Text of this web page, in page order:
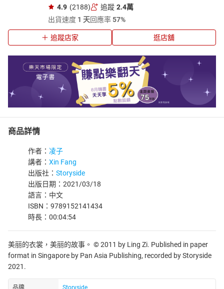
4.9 (2188) 追蹤 2.4萬
出貨速度 1 天回應率57%
追蹤店家 逛店舖
商品詳情
作者： 凌子
講者： Xin Fang
出版社： Storyside
出版日期：2021/03/18
語言：中文
ISBN：9789152141434
時長：00:04:54
美丽的衣裳，美丽的故事。 © 2011 by Ling Zi. Published in paper
format in Singapore by Pan Asia Publishing, recorded by Storyside
2021.
品牌 Storyside